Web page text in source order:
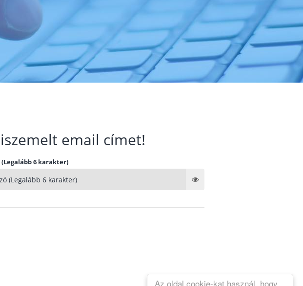
Az oldal cookie-kat használ, hogy
email címet!
(Legalább 6 karakter)